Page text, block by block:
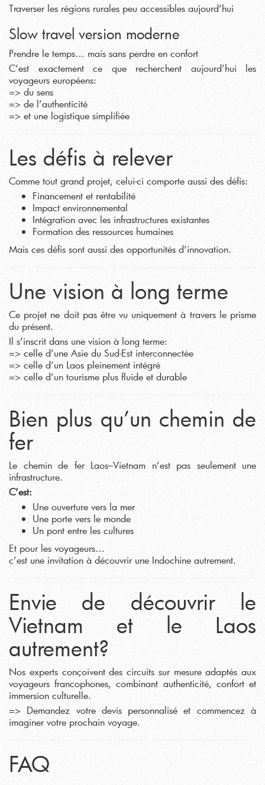
Traverser les régions rurales peu accessibles aujourd’hui
Slow travel version moderne
Prendre le temps… mais sans perdre en confort
C’est exactement ce que recherchent aujourd’hui les
voyageurs européens:
=> du sens
=> de l’authenticité
=> et une logistique simplifiée
Les défis à relever
Comme tout grand projet, celui-ci comporte aussi des défis:
Financement et rentabilité
Impact environnemental
Intégration avec les infrastructures existantes
Formation des ressources humaines
Mais ces défis sont aussi des opportunités d’innovation.
Une vision à long terme
Ce projet ne doit pas être vu uniquement à travers le prisme
du présent.
Il s’inscrit dans une vision à long terme:
=> celle d’une Asie du Sud-Est interconnectée
=> celle d’un Laos pleinement intégré
=> celle d’un tourisme plus fluide et durable
Bien plus qu’un chemin de
fer
Le chemin de fer Laos–Vietnam n’est pas seulement une
infrastructure.
C’est:
Une ouverture vers la mer
Une porte vers le monde
Un pont entre les cultures
Et pour les voyageurs…
c’est une invitation à découvrir une Indochine autrement.
Envie de découvrir le
Vietnam et le Laos
autrement?
Nos experts conçoivent des circuits sur mesure adaptés aux
voyageurs francophones, combinant authenticité, confort et
immersion culturelle.
=> Demandez votre devis personnalisé et commencez à
imaginer votre prochain voyage.
FAQ